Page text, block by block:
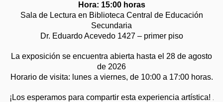
Hora: 15:00 horas
Sala de Lectura en Biblioteca Central de Educación
Secundaria
Dr. Eduardo Acevedo 1427 – primer piso
La exposición se encuentra abierta hasta el 28 de agosto
de 2026
Horario de visita: lunes a viernes, de 10:00 a 17:00 horas.
¡Los esperamos para compartir esta experiencia artística!